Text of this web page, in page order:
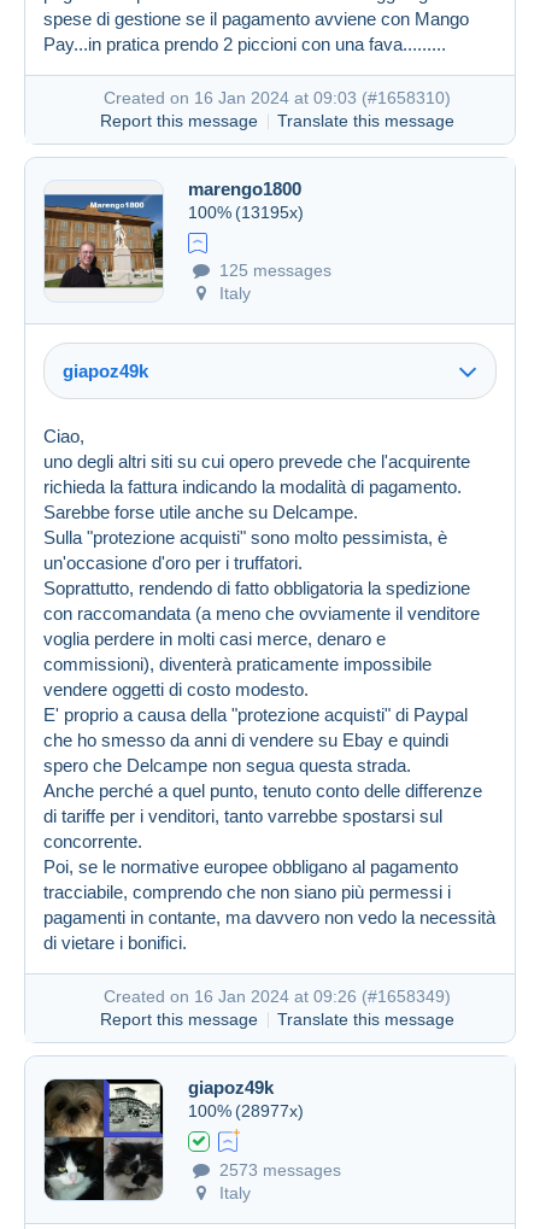
Created on 16 Jan 2024 at 07:58
spese di gestione se il pagamento avviene con Mango
Pay...in pratica prendo 2 piccioni con una fava.........
Created on 16 Jan 2024 at 09:03 (#1658310)
Report this message
Translate this message
marengo1800
100% (13195x)
125 messages
Italy
giapoz49k
Created on 16 Jan 2024 at 07:58
Ciao,
uno degli altri siti su cui opero prevede che l'acquirente
richieda la fattura indicando la modalità di pagamento.
Sarebbe forse utile anche su Delcampe.
Sulla "protezione acquisti" sono molto pessimista, è
un'occasione d'oro per i truffatori.
Soprattutto, rendendo di fatto obbligatoria la spedizione
con raccomandata (a meno che ovviamente il venditore
voglia perdere in molti casi merce, denaro e
commissioni), diventerà praticamente impossibile
vendere oggetti di costo modesto.
E' proprio a causa della "protezione acquisti" di Paypal
che ho smesso da anni di vendere su Ebay e quindi
spero che Delcampe non segua questa strada.
Anche perché a quel punto, tenuto conto delle differenze
di tariffe per i venditori, tanto varrebbe spostarsi sul
concorrente.
Poi, se le normative europee obbligano al pagamento
tracciabile, comprendo che non siano più permessi i
pagamenti in contante, ma davvero non vedo la necessità
di vietare i bonifici.
Created on 16 Jan 2024 at 09:26 (#1658349)
Report this message
Translate this message
giapoz49k
100% (28977x)
2573 messages
Italy